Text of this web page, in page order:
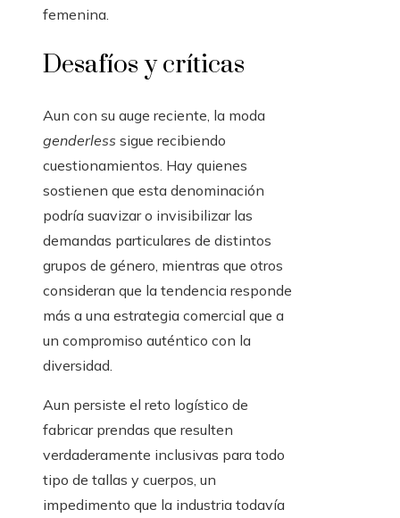
femenina.
Desafíos y críticas
Aun con su auge reciente, la moda
genderless sigue recibiendo
cuestionamientos. Hay quienes
sostienen que esta denominación
podría suavizar o invisibilizar las
demandas particulares de distintos
grupos de género, mientras que otros
consideran que la tendencia responde
más a una estrategia comercial que a
un compromiso auténtico con la
diversidad.
Aun persiste el reto logístico de
fabricar prendas que resulten
verdaderamente inclusivas para todo
tipo de tallas y cuerpos, un
impedimento que la industria todavía